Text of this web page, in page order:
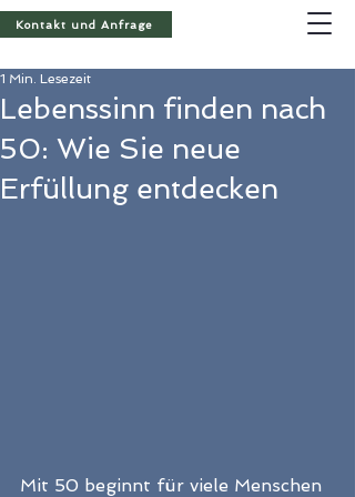
Kontakt und Anfrage
Lebenssinn finden nach
50: Wie Sie neue
Erfüllung entdecken
1 Min. Lesezeit
Mit 50 beginnt für viele Menschen